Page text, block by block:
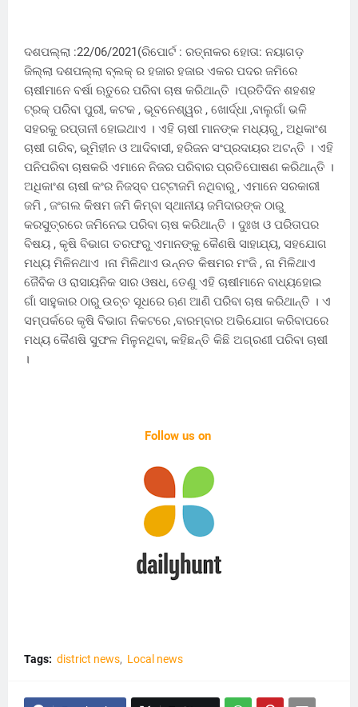
ଦଶପଲ୍ଲା :22/06/2021(ରିପୋର୍ଟ : ରତ୍ନାକର ହୋତା: ନୟାଗଡ଼
ଜିଲ୍ଲା ଦଶପଲ୍ଲା ବ୍ଲକ୍ ର ହଜାର ହଜାର ଏକର ପଦର ଜମିରେ
ଚାଷୀମାନେ ବର୍ଷା ଋତୁରେ ପରିବା ଚାଷ କରିଥାନ୍ତି ।ପ୍ରତିଦିନ ଶହଶହ
ଟ୍ରକ୍ ପରିବା ପୁରୀ, କଟକ , ଭୂବନେଶ୍ୱର , ଖୋର୍ଦ୍ଧା ,ବାଲୁଗାଁ ଭଳି
ସହରକୁ ରପ୍ତାନୀ ହୋଇଥାଏ । ଏହି ଚାଷୀ ମାନଙ୍କ ମଧ୍ୟରୁ , ଅଧିକାଂଶ
ଚାଷୀ ଗରିବ, ଭୂମିହୀନ ଓ ଆଦିବାସୀ, ହରିଜନ ସଂପ୍ରଦାୟର ଅଟନ୍ତି । ଏହି
ପନିପରିବା ଚାଷକରି ଏମାନେ ନିଜର ପରିବାର ପ୍ରତିପୋଷଣ କରିଥାନ୍ତି ।
ଅଧିକାଂଶ ଚାଷୀ କଂର ନିଜସ୍ବ ପଟ୍ଟାଜମି ନଥିବାରୁ , ଏମାନେ ସରକାରୀ
ଜମି , ଜଂଗଲ କିଷମ ଜମି କିମ୍ବା ସ୍ଥାନୀୟ ଜମିଦାରଙ୍କ ଠାରୁ
କରସୁତ୍ରରେ ଜମିନେଇ ପରିବା ଚାଷ କରିଥାନ୍ତି । ଦୁଃଖ ଓ ପରିତାପର
ବିଷୟ , କୃଷି ବିଭାଗ ତରଫରୁ ଏମାନଙ୍କୁ କୈଣଷି ସାହାଯ୍ୟ, ସହଯୋଗ
ମଧ୍ୟ ମିଳିନଥାଏ ।ନା ମିଳିଥାଏ ଉନ୍ନତ କିଷମର ମଂଜି , ନା ମିଳିଥାଏ
ଜୈବିକ ଓ ରାସାୟନିକ ସାର ଓଷଧ, ତେଣୁ ଏହି ଚାଷୀମାନେ ବାଧ୍ୟହୋଇ
ଗାଁ ସାହୁକାର ଠାରୁ ଉଚ୍ଚ ସୂଧରେ ଋଣ ଆଣି ପରିବା ଚାଷ କରିଥାନ୍ତି । ଏ
ସମ୍ପର୍କରେ କୃଷି ବିଭାଗ ନିକଟରେ ,ବାରମ୍ବାର ଅଭିଯୋଗ କରିବାପରେ
ମଧ୍ୟ କୈଣଷି ସୁଫଳ ମିଳୁନଥିବା, କହିଛନ୍ତି କିଛି ଅଗ୍ରଣୀ ପରିବା ଚାଷୀ
।
Follow us on
Tags: district news Local news